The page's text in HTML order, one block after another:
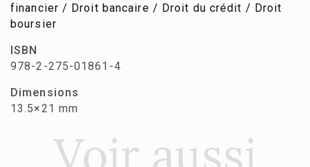
financier / Droit bancaire / Droit du crédit / Droit
boursier
ISBN
978-2-275-01861-4
Dimensions
13.5×21 mm
Voir aussi